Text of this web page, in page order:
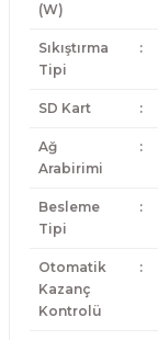
(W)
Sıkıştırma
Tipi
:
SD Kart :
Ağ
Arabirimi
:
Besleme
Tipi
:
Otomatik
Kazanç
Kontrolü
: